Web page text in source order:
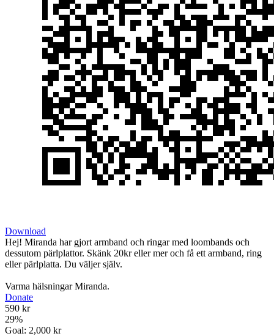
Download
Hej! Miranda har gjort armband och ringar med loombands och
dessutom pärlplattor. Skänk 20kr eller mer och få ett armband, ring
eller pärlplatta. Du väljer själv.
Varma hälsningar Miranda.
Donate
590 kr
29%
Goal: 2,000 kr